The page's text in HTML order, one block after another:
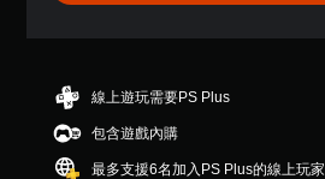
星
5
星
）
線上遊玩需要PS Plus
包含遊戲內購
最多支援6名加入PS Plus的線上玩家